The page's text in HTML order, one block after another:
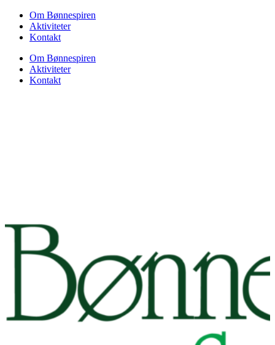
Om Bønnespiren
Aktiviteter
Kontakt
Om Bønnespiren
Aktiviteter
Kontakt